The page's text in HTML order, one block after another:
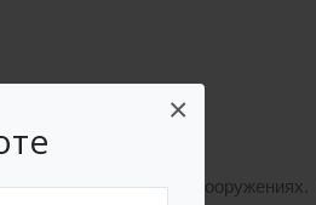
×
вод на очистных